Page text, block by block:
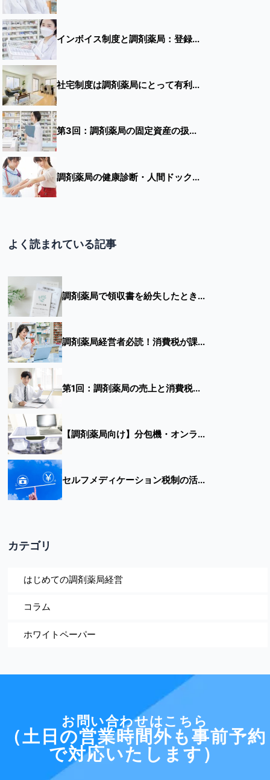
インボイス制度と調剤薬局：登録...
社宅制度は調剤薬局にとって有利...
第3回：調剤薬局の固定資産の扱...
調剤薬局の健康診断・人間ドック...
よく読まれている記事
調剤薬局で領収書を紛失したとき...
調剤薬局経営者必読！消費税が課...
第1回：調剤薬局の売上と消費税...
【調剤薬局向け】分包機・オンラ...
セルフメディケーション税制の活...
カテゴリ
はじめての調剤薬局経営
コラム
ホワイトペーパー
お問い合わせはこちら
（土日の営業時間外も事前予約
で対応いたします）